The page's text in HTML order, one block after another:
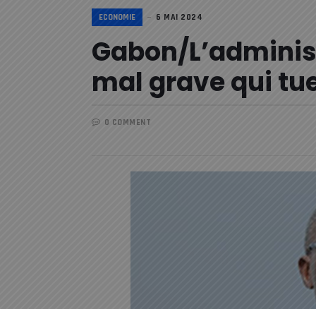
ECONOMIE 6 MAI 2024
Gabon/
mal grave qui
0 COMMENT